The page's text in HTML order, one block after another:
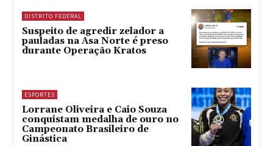
DISTRITO FEDERAL
Suspeito de agredir zelador a
pauladas na Asa Norte é preso
durante Operação Kratos
ESPORTES
Lorrane Oliveira e Caio Souza
conquistam medalha de ouro no
Campeonato Brasileiro de
Ginástica